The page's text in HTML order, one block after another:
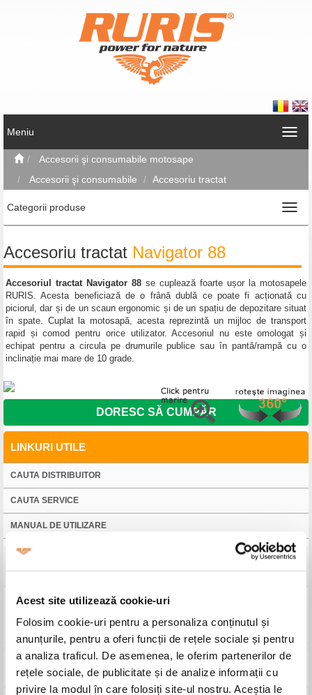
Acest site utilizează cookie-uri
Folosim cookie-uri pentru a personaliza conținutul și
anunțurile, pentru a oferi funcții de rețele sociale și pentru
a analiza traficul. De asemenea, le oferim partenerilor de
rețele sociale, de publicitate și de analize informații cu
privire la modul în care folosiți site-ul nostru. Aceștia le
Meniu
Accesorii şi consumabile motosape
Accesorii şi consumabile
Accesoriu tractat
Categorii produse
Accesoriu tractat Navigator 88
Accesoriul tractat Navigator 88 se cuplează foarte ușor la motosapele
RURIS. Acesta beneficiază de o frână dublă ce poate fi acționată cu
piciorul, dar și de un scaun ergonomic și de un spațiu de depozitare situat
în spate. Cuplat la motosapă, acesta reprezintă un mijloc de transport
rapid și comod pentru orice utilizator. Accesoriul nu este omologat și
echipat pentru a circula pe drumurile publice sau în pantă/rampă cu o
inclinație mai mare de 10 grade.
DORESC SĂ CUMPĂR
LINKURI UTILE
CAUTA DISTRIBUITOR
CAUTA SERVICE
MANUAL DE UTILIZARE
Produs Accesoriu pentru tractat Navigator 88
Cod comandă 18812019
Produse compatibile